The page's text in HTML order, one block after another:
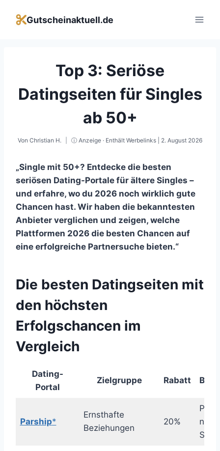
Inhalt Gutscheinaktuell.de
Top 3: Seriöse
Datingseiten für Singles
ab 50+
Von Christian H. ⓘ Anzeige · Enthält Werbelinks | 2. August 2026
„Single mit 50+? Entdecke die besten
seriösen Dating-Portale für ältere Singles –
und erfahre, wo du 2026 noch wirklich gute
Chancen hast. Wir haben die bekanntesten
Anbieter verglichen und zeigen, welche
Plattformen 2026 die besten Chancen auf
eine erfolgreiche Partnersuche bieten.“
Die besten Datingseiten mit
den höchsten
Erfolgschancen im
Vergleich
Dating-
Portal
Zielgruppe Rabatt
Parship*
Ernsthafte
Beziehungen
20%